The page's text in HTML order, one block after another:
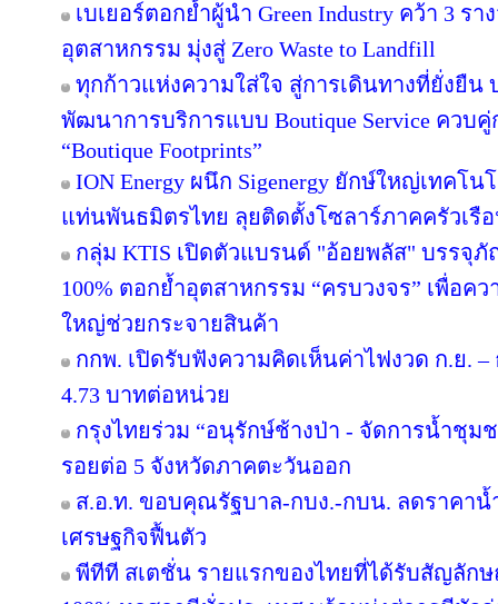
เบเยอร์ตอกย้ำผู้นำ Green Industry คว้า 3 ร
อุตสาหกรรม มุ่งสู่ Zero Waste to Landfill
ทุกก้าวแห่งความใส่ใจ สู่การเดินทางที่ยั่งยืน
พัฒนาการบริการแบบ Boutique Service คว
“Boutique Footprints”
ION Energy ผนึก Sigenergy ยักษ์ใหญ่เทคโ
แท่นพันธมิตรไทย ลุยติดตั้งโซลาร์ภาคครัวเรือ
กลุ่ม KTIS เปิดตัวแบรนด์ "อ้อยพลัส" บรรจุ
100% ตอกย้ำอุตสาหกรรม “ครบวงจร” เพื่อค
ใหญ่ช่วยกระจายสินค้า
กกพ. เปิดรับฟังความคิดเห็นค่าไฟงวด ก.ย. –
4.73 บาทต่อหน่วย
กรุงไทยร่วม “อนุรักษ์ช้างป่า - จัดการน้ำชุ
รอยต่อ 5 จังหวัดภาคตะวันออก
ส.อ.ท. ขอบคุณรัฐบาล-กบง.-กบน. ลดราคา
เศรษฐกิจฟื้นตัว
พีทีที สเตชั่น รายแรกของไทยที่ได้รับสัญลัก